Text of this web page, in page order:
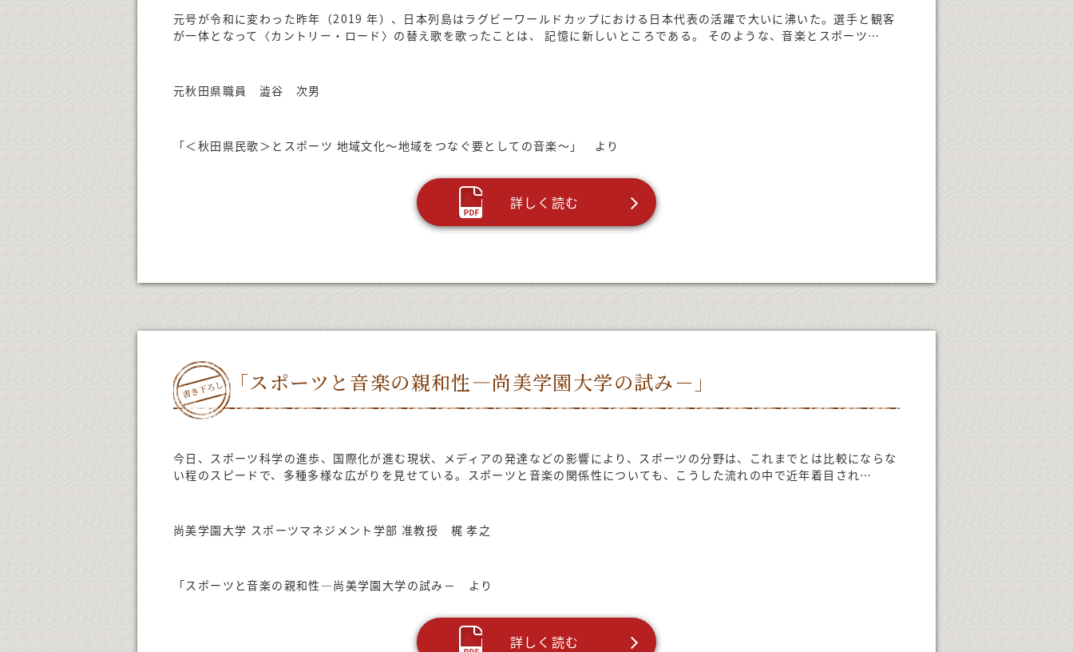
元号が令和に変わった昨年（2019 年）、日本列島はラグビーワールドカップにおける日本代表の活躍で大いに沸いた。選手と観客
が一体となって〈カントリー・ロード〉の替え歌を歌ったことは、 記憶に新しいところである。 そのような、音楽とスポーツ…
元秋田県職員 澁谷 次男
「＜秋田県民歌＞とスポーツ 地域文化～地域をつなぐ要としての音楽～」 より
詳しく読む
「スポーツと音楽の親和性―尚美学園大学の試み－」
今日、スポーツ科学の進歩、国際化が進む現状、メディアの発達などの影響により、スポーツの分野は、これまでとは比較にならな
い程のスピードで、多種多様な広がりを見せている。スポーツと音楽の関係性についても、こうした流れの中で近年着目され…
尚美学園大学 スポーツマネジメント学部 准教授 梶 孝之
「スポーツと音楽の親和性―尚美学園大学の試み－ より
詳しく読む